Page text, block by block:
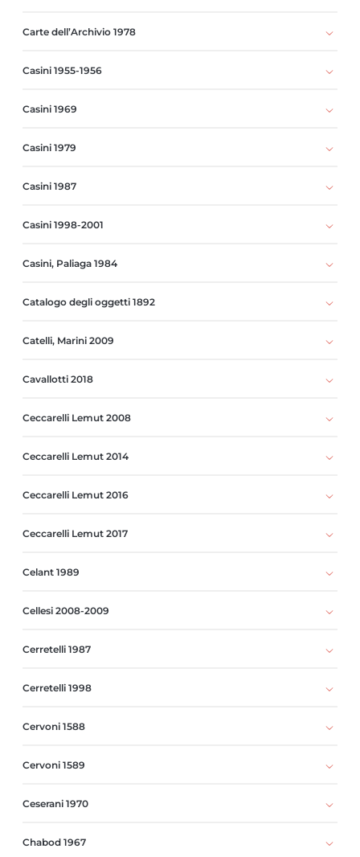
Carte dell’Archivio 1978
Casini 1955-1956
Casini 1969
Casini 1979
Casini 1987
Casini 1998-2001
Casini, Paliaga 1984
Catalogo degli oggetti 1892
Catelli, Marini 2009
Cavallotti 2018
Ceccarelli Lemut 2008
Ceccarelli Lemut 2014
Ceccarelli Lemut 2016
Ceccarelli Lemut 2017
Celant 1989
Cellesi 2008-2009
Cerretelli 1987
Cerretelli 1998
Cervoni 1588
Cervoni 1589
Ceserani 1970
Chabod 1967